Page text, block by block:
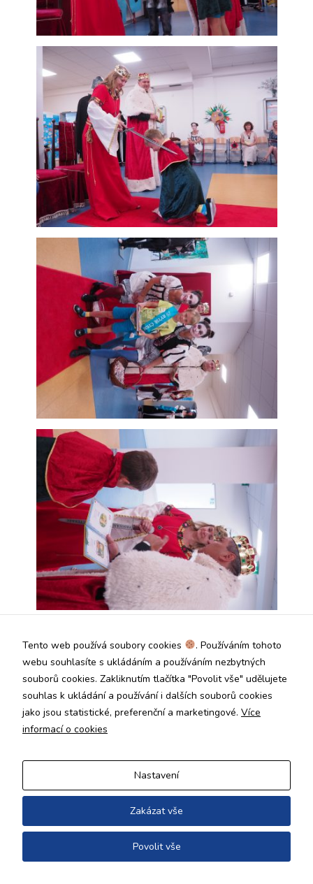
Tento web používá soubory cookies
. Používáním tohoto
webu souhlasíte s ukládáním a používáním nezbytných
souborů cookies. Zakliknutím tlačítka "Povolit vše" udělujete
souhlas k ukládání a používání i dalších souborů cookies
jako jsou statistické, preferenční a marketingové. Více
informací o cookies
Nastavení
Zakázat vše
Povolit vše